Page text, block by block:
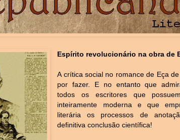
Espírito revolucionário na obra de
A crítica social no romance de Eça
por fazer. E no entanto que
todos os escritores que
inteiramente moderna e que
literária os processos de
definitiva conclusão científica!